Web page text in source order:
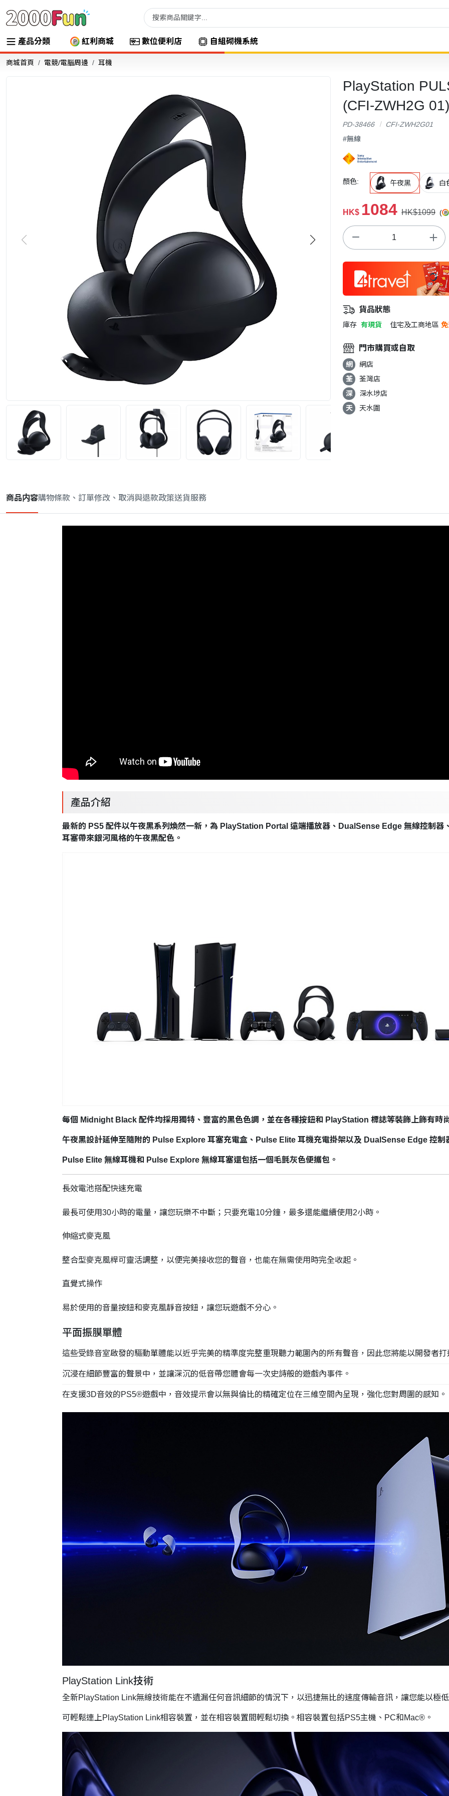
產品分類 紅利商城 數位便利店 自組砌機系統
商城首頁 電競/電腦周邊 耳機
PlayStation
(CFI-ZWH2G
PD-38466
CFI-ZWH2G01
#無線
顏色: 午夜黑 白
HK$ 1084 HK$1099 (
貨品狀態
庫存 有現貨 住宅及工商地區
門市購買或自取
網 網店
荃
荃灣店
深
深水埗店
天
天水圍
商品内容購物條款、訂單修改、取消與退款政策送貨服務
產品介紹
最新的 PS5 配件以午夜黑系列煥然一新，為 PlayStation Portal 遠端播放器、DualSense Edge 無線控制
耳塞帶來銀河風格的午夜黑配色。
每個 Midnight Black 配件均採用獨特、豐富的黑色色調，並在各種按鈕和 PlayStation 標誌等裝飾上飾有時
午夜黑設計延伸至隨附的 Pulse Explore 耳塞充電盒、Pulse Elite 耳機充電掛架以及 DualSense Edge 控制
Pulse Elite 無線耳機和 Pulse Explore 無線耳塞還包括一個毛氈灰色便攜包。
長效電池搭配快速充電
最長可使用30小時的電量，讓您玩樂不中斷；只要充電10分鐘，最多還能繼續使用2小時。
伸縮式麥克風
整合型麥克風桿可靈活調整，以便完美接收您的聲音，也能在無需使用時完全收起。
直覺式操作
易於使用的音量按鈕和麥克風靜音按鈕，讓您玩遊戲不分心。
平面振膜單體
這些受錄音室啟發的驅動單體能以近乎完美的精準度完整重現聽力範圍內的所有聲音，因此您將能以開發者
沉浸在細節豐富的聲景中，並讓深沉的低音帶您體會每一次史詩般的遊戲內事件。
在支援3D音效的PS5®遊戲中，音效提示會以無與倫比的精確定位在三維空間內呈現，強化您對周圍的感知。
PlayStation Link技術
全新PlayStation Link無線技術能在不遺漏任何音訊細節的情況下，以迅捷無比的速度傳輸音訊，讓您能以極
可輕鬆連上PlayStation Link相容裝置，並在相容裝置間輕鬆切換。相容裝置包括PS5主機、PC和Mac®。